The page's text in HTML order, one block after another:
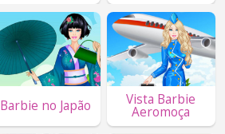
Barbie no Japão Vista Barbie
Aeromoça